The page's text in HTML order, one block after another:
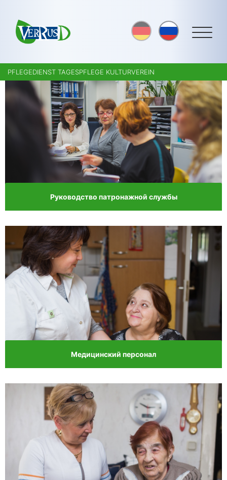
PFLEGEDIENST TAGESPFLEGE KULTURVEREIN
Руководство патронажной службы
Медицинский персонал